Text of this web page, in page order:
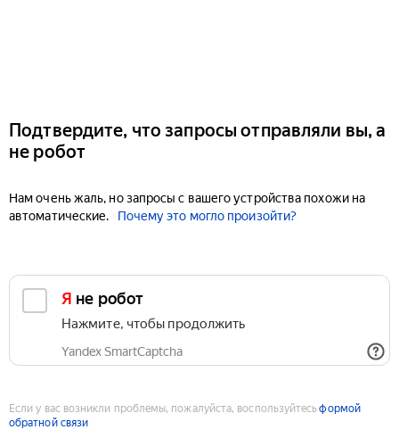
Подтвердите, что запросы отправляли вы, а
не робот
Нам очень жаль, но запросы с вашего устройства похожи на
автоматические.
Почему это могло произойти?
Я не робот
Нажмите, чтобы продолжить
Yandex SmartCaptcha
Если у вас возникли проблемы, пожалуйста, воспользуйтесьформой
обратной связи